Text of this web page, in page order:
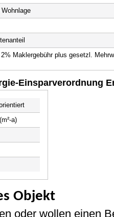
Maklergebühr plus gesetzl.
Einsparverordnung
a)
Objekt
oder wollen einen